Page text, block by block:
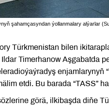
şahamçasyndan ýollanmalary alýarlar
Türkmenistan bilen
Timerhanow Aşgabatda
enjamlarynyň
etdi. Bu barada “TASS”
görä, ilkibaşda diňe